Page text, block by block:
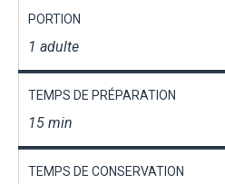
PORTION
1 adulte
TEMPS DE PRÉPARATION
15 min
TEMPS DE CONSERVATION